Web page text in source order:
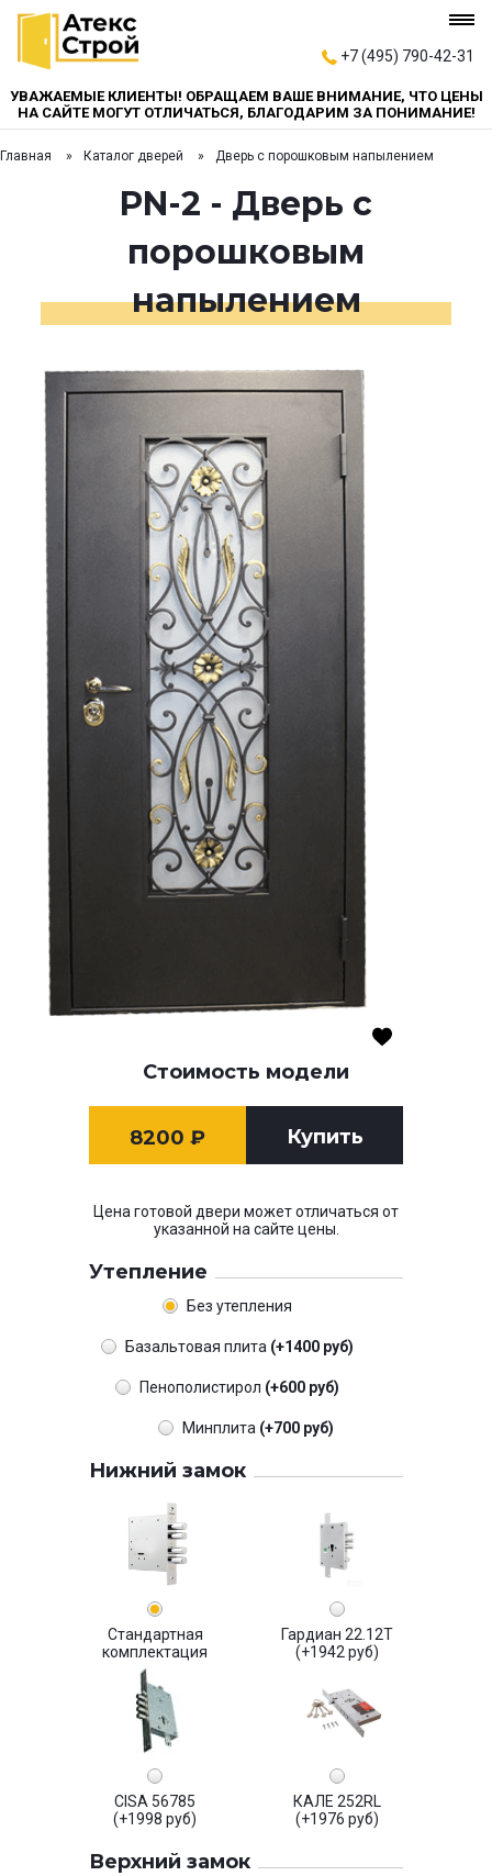
+7 (495) 790-42-31
УВАЖАЕМЫЕ КЛИЕНТЫ! ОБРАЩАЕМ ВАШЕ ВНИМАНИЕ, ЧТО ЦЕНЫ
НА САЙТЕ МОГУТ ОТЛИЧАТЬСЯ, БЛАГОДАРИМ ЗА ПОНИМАНИЕ!
Главная Каталог дверей Дверь с порошковым напылением
PN-2 - Дверь с
порошковым
напылением
Стоимость модели
8200 ₽ Купить
Цена готовой двери может отличаться от
указанной на сайте цены.
Утепление
Без утепления
Базальтовая плита (+1400 руб)
Пенополистирол (+600 руб)
Минплита (+700 руб)
Нижний замок
Стандартная
комплектация
Гардиан 22.12Т
(+1942 руб)
CISA 56785
(+1998 руб)
КАЛЕ 252RL
(+1976 руб)
Верхний замок